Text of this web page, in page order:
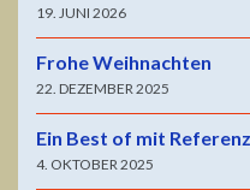
19. JUNI 2026
Frohe Weihnachten
22. DEZEMBER 2025
Ein Best of mit
4. OKTOBER 2025